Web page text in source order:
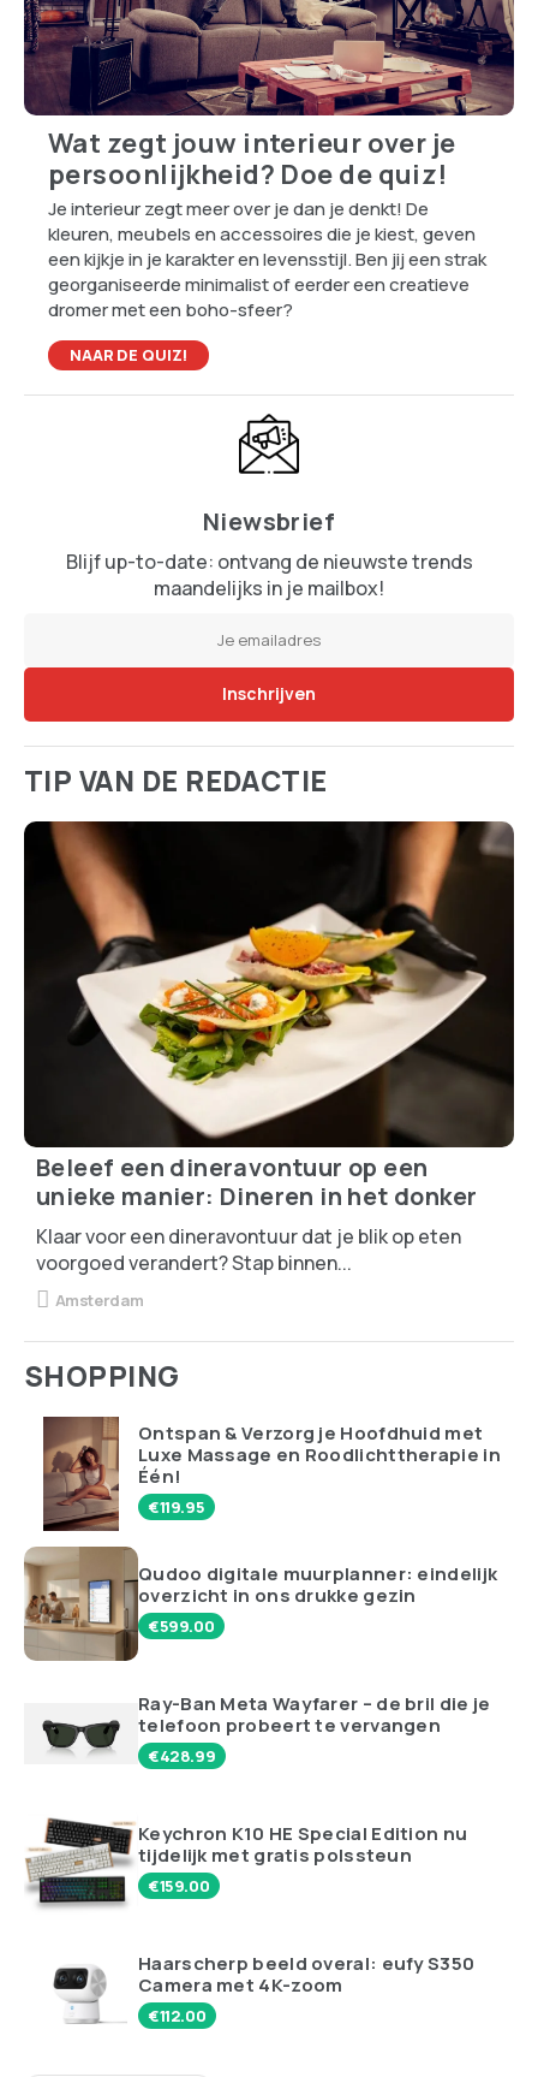
Wat zegt jouw interieur over je
persoonlijkheid? Doe de quiz!
Je interieur zegt meer over je dan je denkt! De
kleuren, meubels en accessoires die je kiest, geven
een kijkje in je karakter en levensstijl. Ben jij een strak
georganiseerde minimalist of eerder een creatieve
dromer met een boho-sfeer?
NAAR DE QUIZ!
Niewsbrief
Blijf up-to-date: ontvang de nieuwste trends
maandelijks in je mailbox!
TIP VAN DE REDACTIE
Beleef een dineravontuur op een
unieke manier: Dineren in het donker
Klaar voor een dineravontuur dat je blik op eten
voorgoed verandert? Stap binnen...
Amsterdam
SHOPPING
Ontspan & Verzorg je Hoofdhuid met
Luxe Massage en Roodlichttherapie in
Één!
€119.95
Qudoo digitale muurplanner: eindelijk
overzicht in ons drukke gezin
€599.00
Ray-Ban Meta Wayfarer – de bril die je
telefoon probeert te vervangen
€428.99
Keychron K10 HE Special Edition nu
tijdelijk met gratis polssteun
€159.00
Haarscherp beeld overal: eufy S350
Camera met 4K-zoom
€112.00